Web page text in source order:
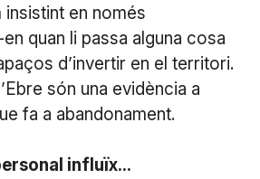
en només
quan li passa alguna cosa
d’invertir en el territori.
són una evidència a
fa a abandonament.
influïx...